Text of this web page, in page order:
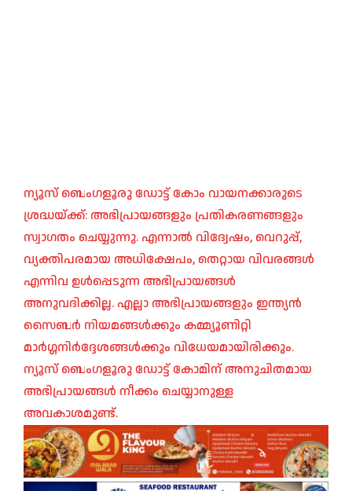
ന്യൂസ് ബെംഗളൂരു ഡോട്ട് കോം വായനക്കാരുടെ
ശ്രദ്ധയ്ക്ക്: അഭിപ്രായങ്ങളും പ്രതികരണങ്ങളും
സ്വാഗതം ചെയ്യുന്നു. എന്നാൽ വിദ്വേഷം, വെറുപ്പ്,
വ്യക്തിപരമായ അധിക്ഷേപം, തെറ്റായ വിവരങ്ങൾ
എന്നിവ ഉൾപ്പെടുന്ന അഭിപ്രായങ്ങൾ
അനുവദിക്കില്ല. എല്ലാ അഭിപ്രായങ്ങളും ഇന്ത്യൻ
സൈബർ നിയമങ്ങൾക്കും കമ്മ്യൂണിറ്റി
മാർഗ്ഗനിർദ്ദേശങ്ങൾക്കും വിധേയമായിരിക്കും.
ന്യൂസ് ബെംഗളൂരു ഡോട്ട് കോമിന് അനുചിതമായ
അഭിപ്രായങ്ങൾ നീക്കം ചെയ്യാനുള്ള
അവകാശമുണ്ട്.